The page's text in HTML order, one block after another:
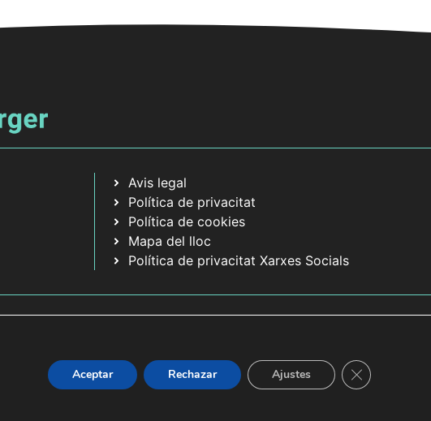
Avis legal
Política de privacitat
Política de cookies
Mapa del lloc
Política de privacitat Xarxes Socials
Aceptar Rechazar Ajustes Tanca el